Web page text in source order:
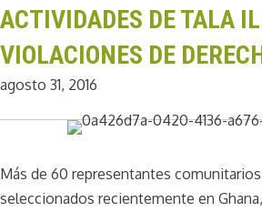
ACTIVIDADES DE TALA
VIOLACIONES DE
agosto 31, 2016
Más de 60 representantes
seleccionados recientemente en